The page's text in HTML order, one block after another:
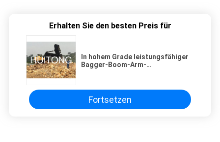
Erhalten Sie den besten Preis für
In hohem Grade leistungsfähiger
Bagger-Boom-Arm-
Fortsetzen